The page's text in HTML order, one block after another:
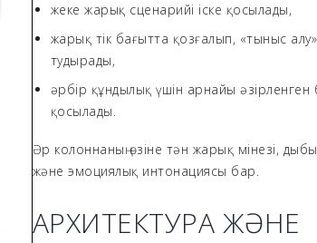
жеке жарық сценарийі іске қосылады,
жарық тік бағытта қозғалып, «тыныс
тудырады,
әрбір құндылық үшін арнайы
қосылады.
Әр колоннаның өзіне тән жарық мінезі,
және эмоциялық интонациясы бар.
АРХИТЕКТУРА ЖӘНЕ